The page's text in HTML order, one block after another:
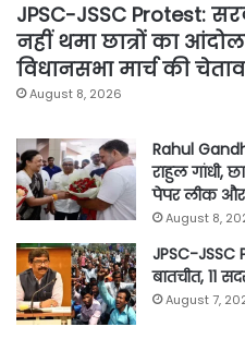
JPSC-JSSC Protest:
नहीं थमा छात्रों का
विधानसभा मार्च की
August 8, 2026
Rahul
राहुल गांधी,
पेपर लीक और
August 8,
JPSC-JSSC
बातचीत, 11
August 7,